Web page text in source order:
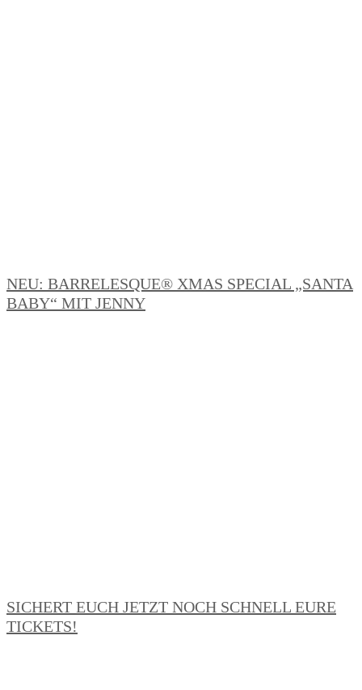
NEU: BARRELESQUE® XMAS SPECIAL „SANTA
BABY“ MIT JENNY
SICHERT EUCH JETZT NOCH SCHNELL EURE
TICKETS!